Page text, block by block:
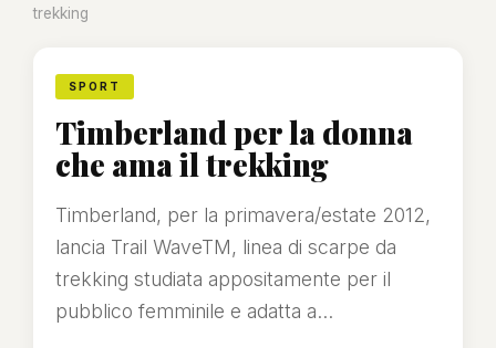
trekking
SPORT
Timberland per la donna
che ama il trekking
Timberland, per la primavera/estate 2012,
lancia Trail WaveTM, linea di scarpe da
trekking studiata appositamente per il
pubblico femminile e adatta a...